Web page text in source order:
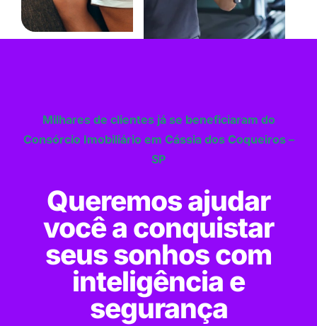
Milhares de clientes já se beneficiaram do
Consórcio Imobiliário em Cássia dos Coqueiros –
SP
Queremos ajudar
você a conquistar
seus sonhos com
inteligência e
segurança